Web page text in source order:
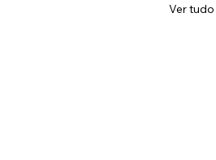
Ver tudo